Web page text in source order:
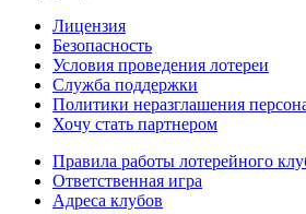
Лицензия
Безопасность
Условия проведения лотереи
Служба поддержки
Политики неразглашения
Хочу стать партнером
Правила работы лотерейного
Ответственная игра
Адреса клубов